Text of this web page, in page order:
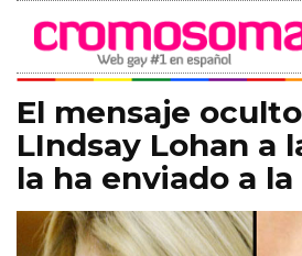
El mensaje
LIndsay Lohan a
la ha enviado a